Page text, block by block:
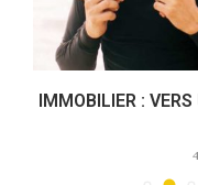
IMMOBILIER :